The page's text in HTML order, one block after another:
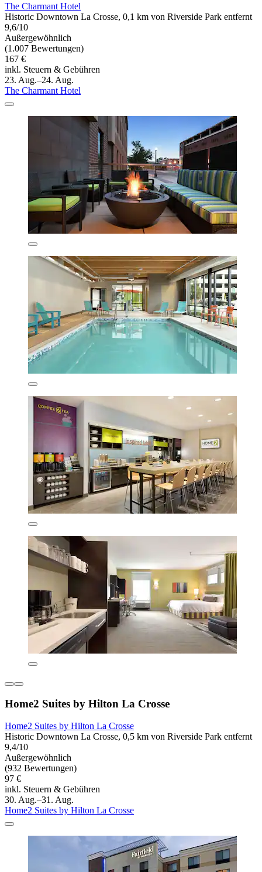
The Charmant Hotel
Historic Downtown La Crosse, 0,1 km von Riverside Park entfernt
9,6/10
Außergewöhnlich
(1.007 Bewertungen)
167 €
inkl. Steuern & Gebühren
23. Aug.–24. Aug.
The Charmant Hotel
Home2 Suites by Hilton La Crosse
Home2 Suites by Hilton La Crosse
Historic Downtown La Crosse, 0,5 km von Riverside Park entfernt
9,4/10
Außergewöhnlich
(932 Bewertungen)
97 €
inkl. Steuern & Gebühren
30. Aug.–31. Aug.
Home2 Suites by Hilton La Crosse